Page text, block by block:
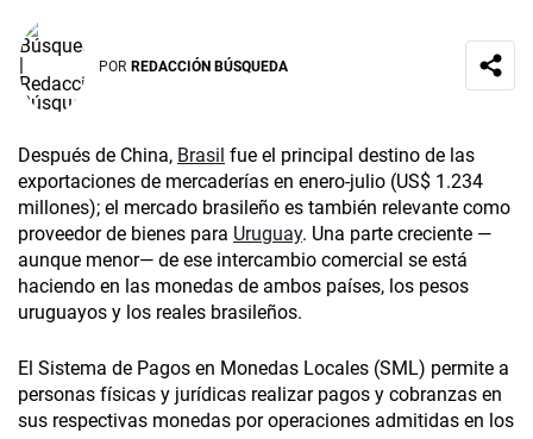
POR REDACCIÓN BÚSQUEDA
Después de China, Brasil fue el principal destino de las
exportaciones de mercaderías en enero-julio (US$ 1.234
millones); el mercado brasileño es también relevante como
proveedor de bienes para Uruguay. Una parte creciente —
aunque menor— de ese intercambio comercial se está
haciendo en las monedas de ambos países, los pesos
uruguayos y los reales brasileños.
El Sistema de Pagos en Monedas Locales (SML) permite a
personas físicas y jurídicas realizar pagos y cobranzas en
sus respectivas monedas por operaciones admitidas en los